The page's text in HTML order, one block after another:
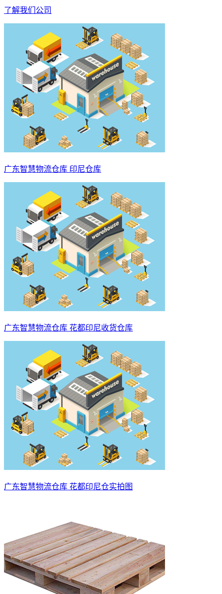
了解我们公司
广东智慧物流仓库 印尼仓库
广东智慧物流仓库 花都印尼收货仓库
广东智慧物流仓库 花都印尼仓实拍图